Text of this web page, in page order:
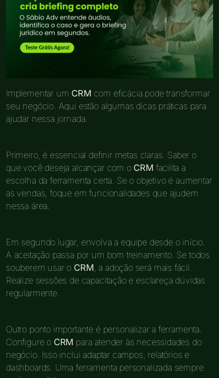
Implementar um CRM com eficácia pode transformar
seu negócio. Aqui estão algumas dicas práticas para
ajudar nessa jornada.
Primeiro, é essencial definir metas claras. Saber o
que você deseja alcançar com o CRM facilita a
escolha da ferramenta certa. Se o objetivo é aumentar
as vendas, foque em funcionalidades que ajudem
nessa área.
Em segundo lugar, envolva a equipe desde o início.
A aceitação passa por um bom treinamento. Se todos
souberem usar o CRM , a adoção será mais fácil.
Realize sessões de capacitação e esclareça dúvidas
regularmente.
Outro ponto importante é personalizar a ferramenta.
Configure o CRM para atender às necessidades do
negócio. Isso inclui adaptar campos, relatórios e
dashboards. Uma ferramenta personalizada sempre